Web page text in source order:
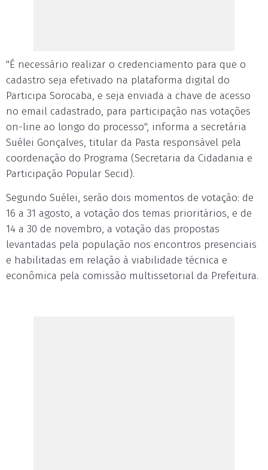
"É necessário realizar o credenciamento para que o
cadastro seja efetivado na plataforma digital do
Participa Sorocaba, e seja enviada a chave de acesso
no email cadastrado, para participação nas votações
on-line ao longo do processo", informa a secretária
Suélei Gonçalves, titular da Pasta responsável pela
coordenação do Programa (Secretaria da Cidadania e
Participação Popular Secid).
Segundo Suélei, serão dois momentos de votação: de
16 a 31 agosto, a votação dos temas prioritários, e de
14 a 30 de novembro, a votação das propostas
levantadas pela população nos encontros presenciais
e habilitadas em relação à viabilidade técnica e
econômica pela comissão multissetorial da Prefeitura.